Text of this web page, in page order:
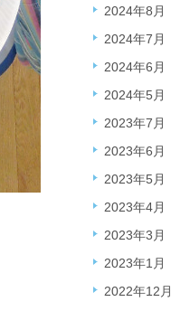
2024年8月
2024年7月
2024年6月
2024年5月
2023年7月
2023年6月
2023年5月
2023年4月
2023年3月
2023年1月
2022年12月